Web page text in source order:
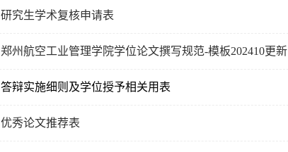
研究生学术复核申请表
郑州航空工业管理学院学位论文撰写规范-模板202410更新
答辩实施细则及学位授予相关用表
优秀论文推荐表